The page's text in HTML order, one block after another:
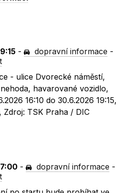
- dopravní informace -
- ulice Dvorecké náměstí,
havarované vozidlo,
16:10 do 30.6.2026 19:15,
Zdroj: TSK Praha / DIC
- dopravní informace -